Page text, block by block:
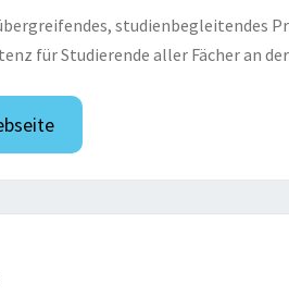
studienbegleitendes
für Studierende aller Fächer an